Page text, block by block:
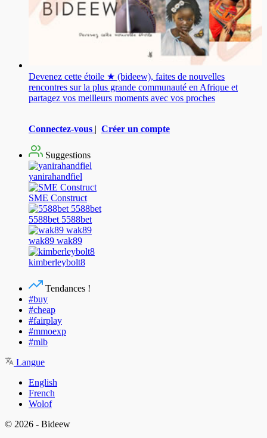
Devenez cette étoile ★ (bideew), faites de nouvelles
rencontres sur la plus grande communauté en Afrique et
partagez vos meilleurs moments avec vos proches
Connectez-vous | Créer un compte
Suggestions
yanirahandfiel
SME Construct
5588bet 5588bet
wak89 wak89
kimberleybolt8
Tendances !
#buy
#cheap
#fairplay
#mmoexp
#mlb
Langue
English
French
Wolof
© 2026 - Bideew